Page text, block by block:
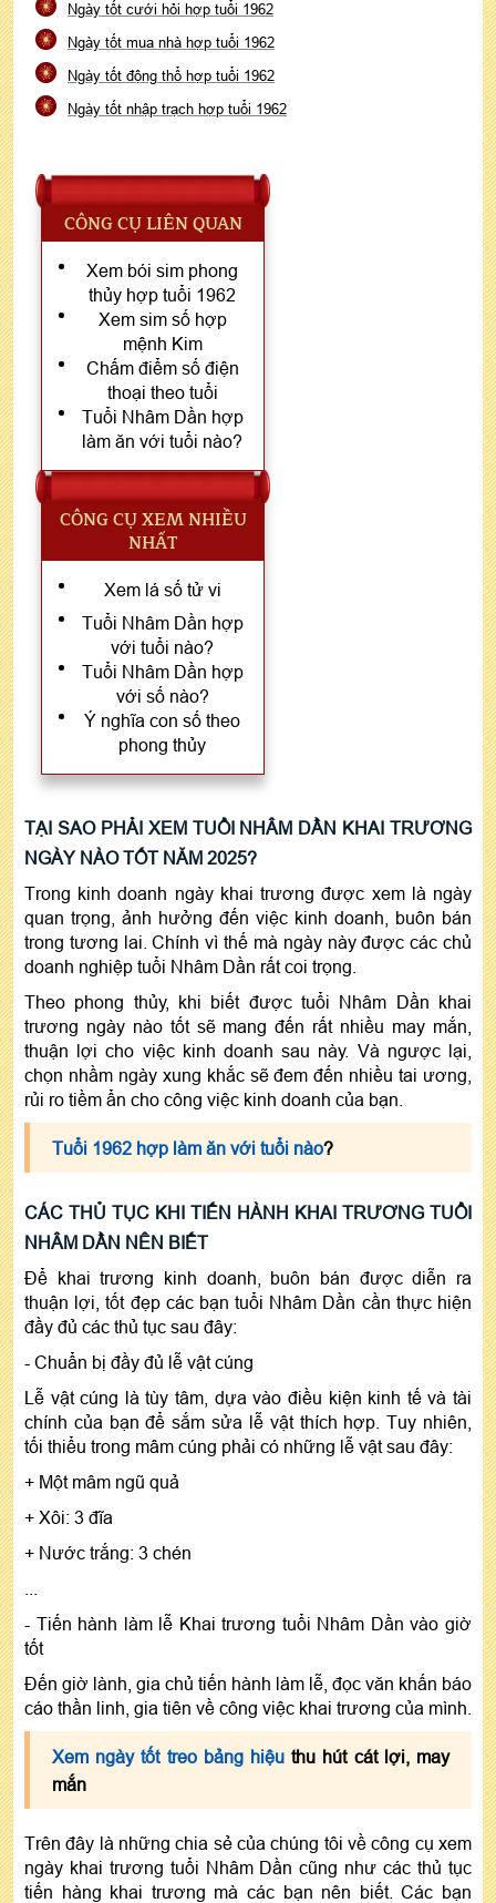
Ngày tốt cưới hỏi hợp tuổi 1962
Ngày tốt mua nhà hợp tuổi 1962
Ngày tốt động thổ hợp tuổi 1962
Ngày tốt nhập trạch hợp tuổi 1962
CÔNG CỤ LIÊN QUAN
Xem bói sim phong
thủy hợp tuổi 1962
Xem sim số hợp
mệnh Kim
Chấm điểm số điện
thoại theo tuổi
Tuổi Nhâm Dần hợp
làm ăn với tuổi nào?
CÔNG CỤ XEM NHIỀU
NHẤT
Xem lá số tử vi
Tuổi Nhâm Dần hợp
với tuổi nào?
Tuổi Nhâm Dần hợp
với số nào?
Ý nghĩa con số theo
phong thủy
TẠI SAO PHẢI XEM TUỔI NHÂM DẦN KHAI TRƯƠNG
NGÀY NÀO TỐT NĂM 2025?
Trong kinh doanh ngày khai trương được xem là ngày
quan trọng, ảnh hưởng đến việc kinh doanh, buôn bán
trong tương lai. Chính vì thế mà ngày này được các chủ
doanh nghiệp tuổi Nhâm Dần rất coi trọng.
Theo phong thủy, khi biết được tuổi Nhâm Dần khai
trương ngày nào tốt sẽ mang đến rất nhiều may mắn,
thuận lợi cho việc kinh doanh sau này. Và ngược lại,
chọn nhầm ngày xung khắc sẽ đem đến nhiều tai ương,
rủi ro tiềm ẩn cho công việc kinh doanh của bạn.
Tuổi 1962 hợp làm ăn với tuổi nào?
CÁC THỦ TỤC KHI TIẾN HÀNH KHAI TRƯƠNG TUỔI
NHÂM DẦN NÊN BIẾT
Để khai trương kinh doanh, buôn bán được diễn ra
thuận lợi, tốt đẹp các bạn tuổi Nhâm Dần cần thực hiện
đầy đủ các thủ tục sau đây:
- Chuẩn bị đầy đủ lễ vật cúng
Lễ vật cúng là tùy tâm, dựa vào điều kiện kinh tế và tài
chính của bạn để sắm sửa lễ vật thích hợp. Tuy nhiên,
tối thiểu trong mâm cúng phải có những lễ vật sau đây:
+ Một mâm ngũ quả
+ Xôi: 3 đĩa
+ Nước trắng: 3 chén
- Tiến hành làm lễ Khai trương tuổi Nhâm Dần vào giờ
tốt
Đến giờ lành, gia chủ tiến hành làm lễ, đọc văn khấn báo
cáo thần linh, gia tiên về công việc khai trương của mình.
Xem ngày tốt treo bảng hiệu thu hút cát lợi, may
mắn
Trên đây là những chia sẻ của chúng tôi về công cụ xem
ngày khai trương tuổi Nhâm Dần cũng như các thủ tục
tiến hàng khai trương mà các bạn nên biết. Các bạn